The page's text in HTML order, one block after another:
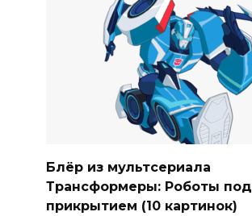
Блёр из мультсериала
Трансформеры: Роботы под
прикрытием (10 картинок)